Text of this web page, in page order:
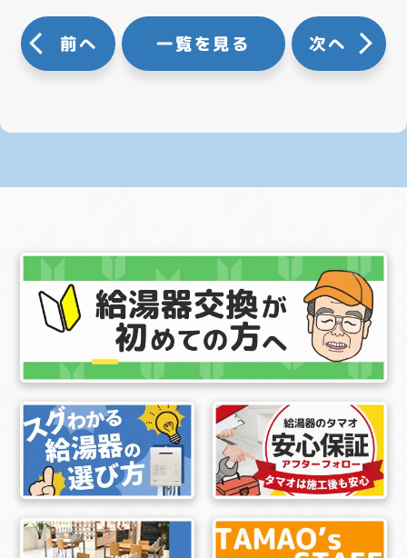
前へ 一覧を見る 次へ